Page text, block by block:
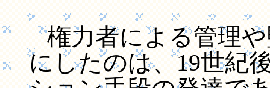
権力者による管理
にしたのは、19世紀